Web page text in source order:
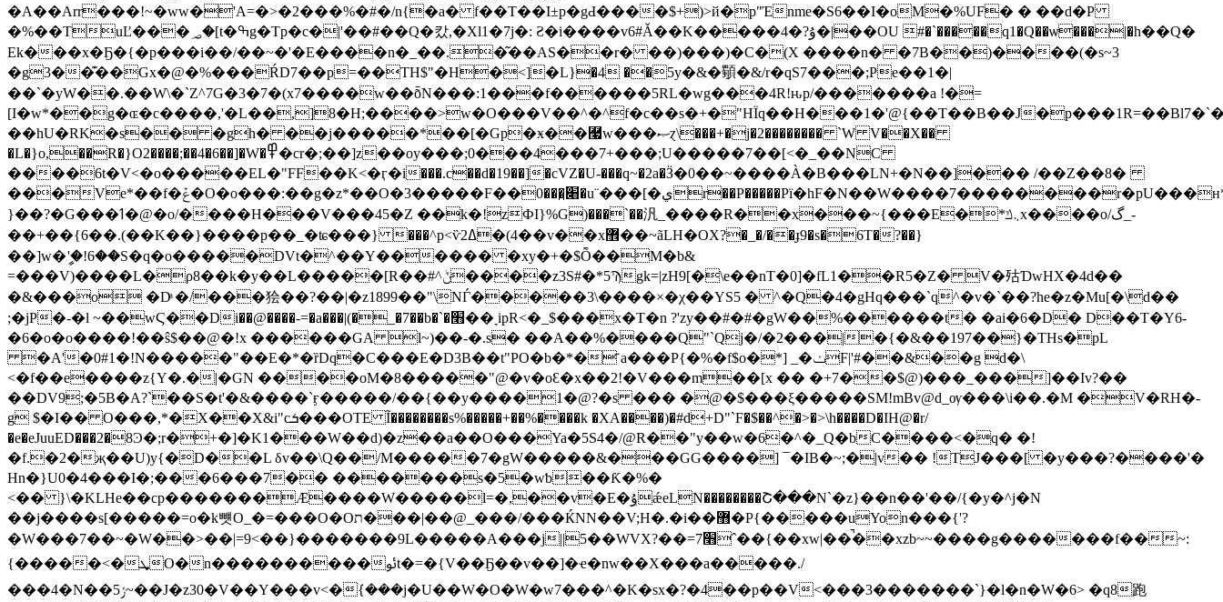
�A��Arr���!~�ww�'A=�>�2���%�#�/n{�a� f��T��I±p�gԀ����$+)>й�p"Έnme�S6��I�oM�%UF� � ��d�P
�%��TuĽ���؃�[t�ߒg�Tp�c�|'��#��Q�캈,�Xl1�7j�: Ƨ�i����v6#Ǎ��K�����4�?ۇ�|��OU #�`�����q1�Q��ѡ���|�h��Q�
Ek���x�Ҕ�{�p���i��/��~�'�E����n�_��.�͂��AS��r� ��)���)�C�(X ����n� �7B��)����(�s~3
�g3��͊��Gx�@�%���ŔD7��p=��TH$"�H�<]�L}�4 ��5y�&�䫳�&/r�qS7���;Pe��1�|
��`�yW��.��W\�`Z^7G�3�7�(x7����w��ȭN���:1���f������5RL�wg���4R!ԋp/�������a !�=
[I�w*��g�ɶ�c����,'�L��,]8�H;����>w�O���V��^�^f�c��s�+�"HÏq��H���1�'@{��T��B��J
��hU�RK�s�� �gh� ��j�����*��[�Gp�ӿ��￧w���ޞɀ\���+�j�2�������� `W V��X��
�L�}o,��R�}O2����;��4�6��]�W�߾�cr�;��]z��oy���;0���4���7+���;U�����7��[<�_��NC
����6t�V<�o�����EL�"FF��K<�ӷ�i���.c��d�19��]�cVZ�U-���q~�2a�Ӟ�0��~����À�B���LN+�N��]��� /��Z��8�
���Ve*��f�ݞ�O�o���:��g�z*��O�3�����F��׈�̯��0�u¨���[�يr��P�����Pї�hF�N��W����7��������r�pU���н*ՋQ��W��u*����1^�V��r�@T��h�
}��?�G���ߗ�@�ο/����H���V���45�Z ��k�!zФI}%G)���`��汎_����R��x���~{���E�*܆ݿx����o/گ_-
��+��{6��.(��K��}����p��_�ʨ���} ���^p<ѷߡ2�(4��v��x޾��~ãLH�ΟX?�_�/��ɟ9�s�6T�?��}
��]w�ީ'�!6��S�q�o�����DVt�^��Y������ �xy�+�$Ȭ��M�b&
=���V)����L�ρ8��k�y��L�����[R��#^ݨ����z3S#�*5Ϡgk=|zH9[�\e��nT�0]�fL1��R5�Z� V�㱠ƊwHX�4d��
�&���o �Dͣ �/���狯��?��|�z1899��"\NЃ�����3\����×�χ��YS5 � ^�Q�4�gHq���`q^�v�`��?he�z�Mu[�\d��
;�jP�-�l ~��wϚ��Di��@����-=�a���|(�_�7��b�`�׫��ׇ ipR<�_$���x�T�n ?'zy��#�#�gW��%������t� �ai�6�D� D��T�Y6-
�6�o�o����!��ŝ$��@�!x ������GA l~)��-�.s� ��A��%����Q"`Qj�/�2���|�{�&��197��}�THs�pL
�A'�0#1�!N�����"��E�*�ȑDq�C���E�D3B��t"PO�b�*�҃ a���P{�%�f$o�*] _�ݖF|'#��&��g d�\
<�f��e����z{Y�.�|�GN ����oM�8�����"@�v�oԐ�x��2!�V���m��[x �� �+7��$@)���_���]��Iv?��
��DV9;�5B�A?`��S�t'�&����`ӻ�����/��{��y����1�@?�s ��� �@�$���ξ�����SM!mBv@d_ѹ���\i��.�M �V�RH�-
g $�I�� O���,*�X��X&i"cܭ���OTE Ĩ��������s%�����+��%����k �XA����)�#d+D"`F�$��^�>�>\h����D�IH@�r/
�e�eJuuED���2�8Ͽ�;r�+�]�K1���W��d)�z��a��O���Ya�5S4�/@R��"y��w�6�^�_Q�bC����<�q� �!
�f.�2�җ��U)y{�D��L δv��\Q��/M�����7�gW�����&���GG����] ¯�IB�~;�|v�� !TJ���[ �y���?����'�
Hn�}U0�4���I�;���6���7�� �������s�5�wƅ��Ƙ�%�
<�� }\�KLHe��cp�������Æ����W�����l=�,��v�E�ۇܸǽeLN��������Շ���N`�z}��n��'��/{�y�^j�N
��j����s[�����=о�k뻇O_�=���O�Oת���|��@_���/���ЌNN��V;H�.�i��޻�P{�����uYon���{'?
�W���7��~�W��>��|=9<��}�������9L�����A���j||5��WVX?��=7׫ˆ��{��xw|��̚��xzb~~����g�������f��~:
{�����<�ܜO�n����������ﯮt�=�{V��Ҕ��v��]�ҽ�nw��X���a�����./
���4�N��ݬ5~��J�z30�V��Y���v<�ܿ{���j�U��W�O�W�w7���^�K�sx�?�4��p��V<���3�������`}�l�n�W�6> �q8跑